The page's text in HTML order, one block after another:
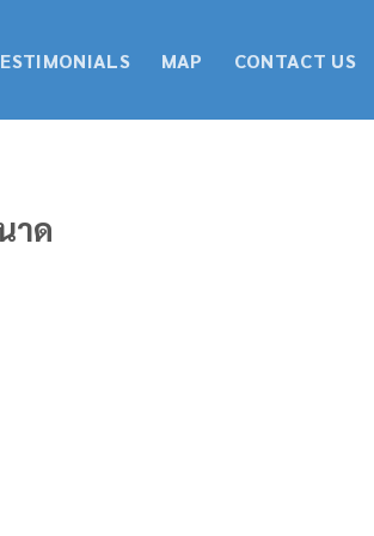
MAP CONTACT US
าด